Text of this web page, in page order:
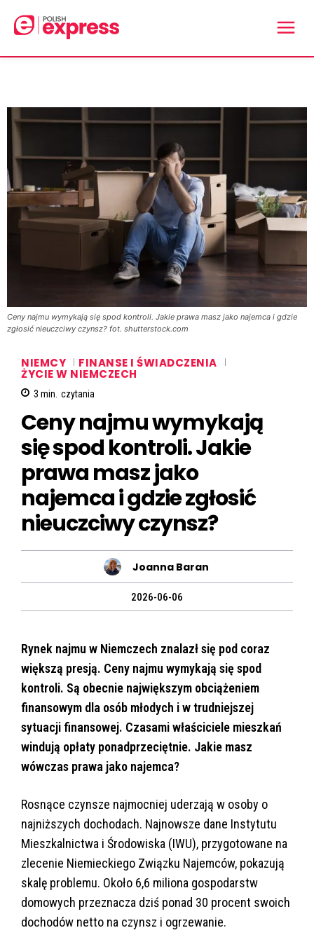
Ceny najmu wymykają się spod kontroli. Jakie prawa masz jako najemca i gdzie
zgłosić nieuczciwy czynsz? fot. shutterstock.com
NIEMCY FINANSE I ŚWIADCZENIA
ŻYCIE W NIEMCZECH
3 min. czytania
Ceny najmu wymykają
się spod kontroli. Jakie
prawa masz jako
najemca i gdzie zgłosić
nieuczciwy czynsz?
Joanna Baran
2026-06-06
Rynek najmu w Niemczech znalazł się pod coraz
większą presją. Ceny najmu wymykają się spod
kontroli. Są obecnie największym obciążeniem
finansowym dla osób młodych i w trudniejszej
sytuacji finansowej. Czasami właściciele mieszkań
windują opłaty ponadprzeciętnie. Jakie masz
wówczas prawa jako najemca?
Rosnące czynsze najmocniej uderzają w osoby o
najniższych dochodach. Najnowsze dane Instytutu
Mieszkalnictwa i Środowiska (IWU), przygotowane na
zlecenie Niemieckiego Związku Najemców, pokazują
skalę problemu. Około 6,6 miliona gospodarstw
domowych przeznacza dziś ponad 30 procent swoich
dochodów netto na czynsz i ogrzewanie.